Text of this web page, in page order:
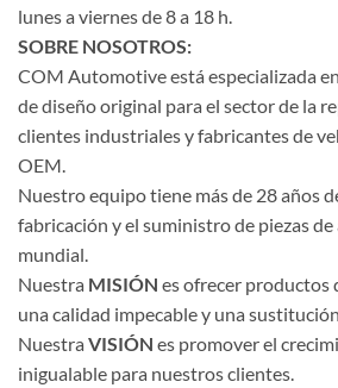
lunes a viernes de 8 a 18 h.
SOBRE NOSOTROS:
COM Automotive está especializada
de diseño original para el sector de la
clientes industriales y fabricantes de
OEM.
Nuestro equipo tiene más de 28 años
fabricación y el suministro de piezas
mundial.
Nuestra MISIÓN es ofrecer productos
una calidad impecable y una
Nuestra VISIÓN es promover el
inigualable para nuestros clientes.